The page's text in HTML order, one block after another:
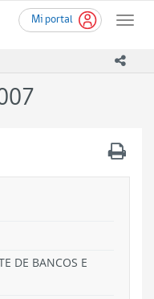
Mi portal
Toggle
DE BANCOS E